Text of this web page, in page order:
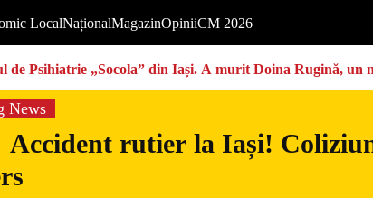
LocalNaționalMagazinOpiniiCM 2026
de Psihiatrie „Socola” din Iași. A murit Doina Rugină, un
News
Accident rutier la Iași!